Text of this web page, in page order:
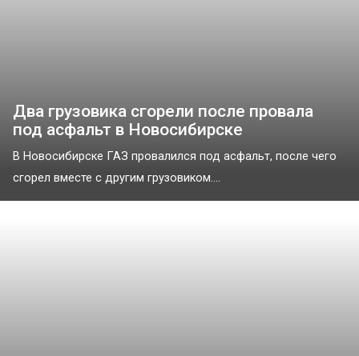
Два грузовика сгорели после провала
под асфальт в Новосибирске
В Новосибирске ГАЗ провалился под асфальт, после чего
сгорел вместе с другим грузовиком....